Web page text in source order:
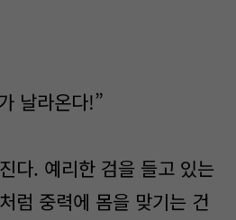
날라온다!”
다. 예리한 검을 들고 있는
럼 중력에 몸을 맞기는 건